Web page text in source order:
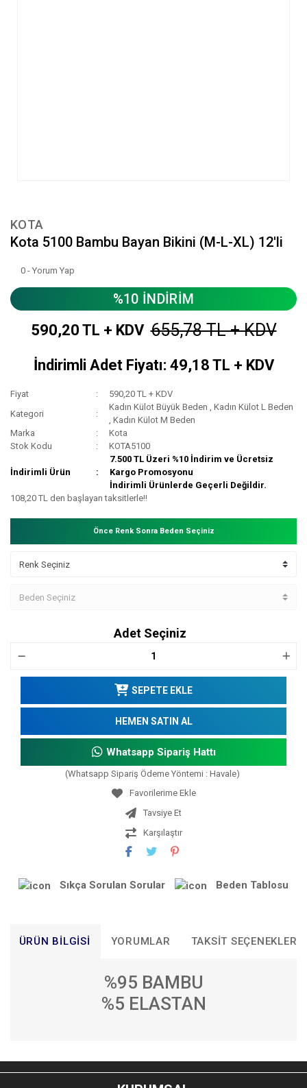
KOTA
Kota 5100 Bambu Bayan Bikini (M-L-XL) 12'li
0 - Yorum Yap
%10 İNDİRİM
590,20 TL + KDV 655,78 TL + KDV
İndirimli Adet Fiyatı: 49,18 TL + KDV
Fiyat
590,20 TL + KDV
Kategori
Kadın Külot Büyük Beden ,Kadın Külot L Beden
,Kadın Külot M Beden
Marka
Kota
Stok Kodu
KOTA5100
İndirimli Ürün
7.500 TL Üzeri %10 İndirim ve Ücretsiz
Kargo Promosyonu
İndirimli Ürünlerde Geçerli Değildir.
108,20 TL den başlayan taksitlerle!!
Önce Renk Sonra Beden Seçiniz
Adet Seçiniz
SEPETE EKLE
HEMEN SATIN AL
Whatsapp Sipariş Hattı
(Whatsapp Sipariş Ödeme Yöntemi : Havale)
Tavsiye Et
Karşılaştır
Sıkça Sorulan Sorular Beden Tablosu
ÜRÜN BILGISI YORUMLAR TAKSIT SEÇENEKLERI
%95 BAMBU
%5 ELASTAN
Bu ürünün fiyat bilgisi, resim, ürün açıklamalarında ve diğer
konularda yetersiz gördüğünüz noktaları öneri formunu